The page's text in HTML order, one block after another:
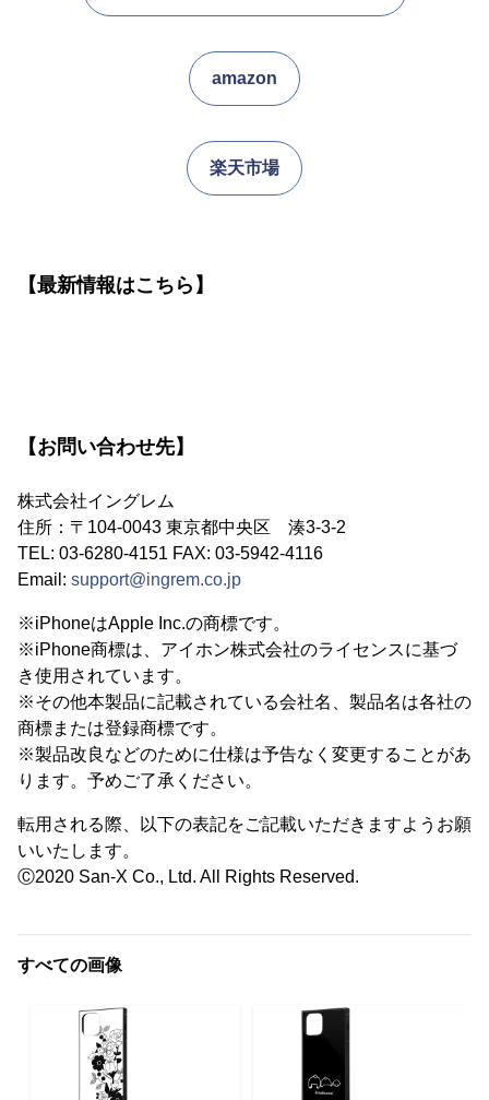
amazon
楽天市場
【最新情報はこちら】
【お問い合わせ先】
株式会社イングレム
住所：〒104-0043 東京都中央区 湊3-3-2
TEL: 03-6280-4151 FAX: 03-5942-4116
Email: support@ingrem.co.jp
※iPhoneはApple Inc.の商標です。
※iPhone商標は、アイホン株式会社のライセンスに基づ
き使用されています。
※その他本製品に記載されている会社名、製品名は各社の
商標または登録商標です。
※製品改良などのために仕様は予告なく変更することがあ
ります。予めご了承ください。
転用される際、以下の表記をご記載いただきますようお願
いいたします。
Ⓒ2020 San-X Co., Ltd. All Rights Reserved.
すべての画像